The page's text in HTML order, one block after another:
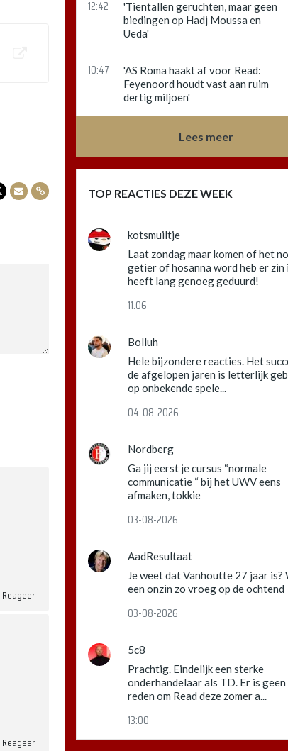
op Facebook
Delen op Twitter
Delen via Mail
Delen via link
Reageer
Reageer
12:42
'Tientallen geruchten, maar geen
biedingen op Hadj Moussa en
Ueda'
10:47
'AS Roma haakt af voor Read:
Feyenoord houdt vast aan ruim
dertig miljoen'
Lees meer
TOP REACTIES DEZE WEEK
kotsmuiltje
Laat zondag maar komen of het
getier of hosanna word heb er zin
heeft lang genoeg geduurd!
11:06
Bolluh
Hele bijzondere reacties. Het
de afgelopen jaren is letterlijk
op onbekende spele...
04-08-2026
Nordberg
Ga jij eerst je cursus “normale
communicatie “ bij het UWV eens
afmaken, tokkie
03-08-2026
AadResultaat
Je weet dat Vanhoutte 27 jaar is?
een onzin zo vroeg op de ochtend
03-08-2026
5c8
Prachtig. Eindelijk een sterke
onderhandelaar als TD. Er is geen
reden om Read deze zomer a...
13:00